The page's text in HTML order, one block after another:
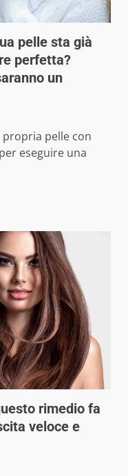
pelle sta già
perfetta?
un
pelle con
eseguire una
rimedio fa
veloce e